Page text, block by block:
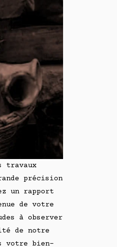
travaux
précision
un rapport
de votre
à observer
de notre
votre bien-